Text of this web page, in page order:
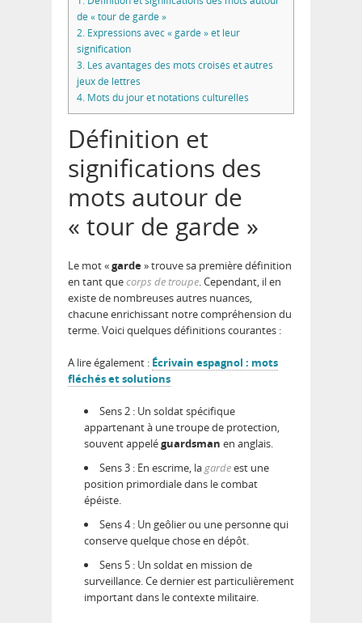
de « tour de garde »
2. Expressions avec « garde » et leur
signification
3. Les avantages des mots croisés et autres
jeux de lettres
4. Mots du jour et notations culturelles
Définition et
significations des
mots autour de
« tour de garde »
Le mot «garde» trouve sa première définition
en tant quecorps de troupe. Cependant, il en
existe de nombreuses autres nuances,
chacune enrichissant notre compréhension du
terme. Voici quelques définitions courantes :
A lire également : Écrivain espagnol : mots
fléchés et solutions
Sens 2 : Un soldat spécifique
appartenant à une troupe de protection,
souvent appeléguardsman en anglais.
Sens 3 : En escrime, lagardeest une
position primordiale dans le combat
épéiste.
Sens 4 : Un geôlier ou une personne qui
conserve quelque chose en dépôt.
Sens 5 : Un soldat en mission de
surveillance. Ce dernier est particulièrement
important dans le contexte militaire.